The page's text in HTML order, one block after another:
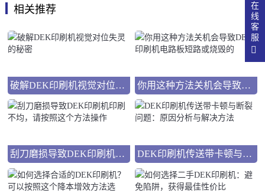
相关推荐
破解DEK印刷机视觉对位失灵的秘密 你用这种方法关机会导致DEK印刷机电路板短路或烧毁的
刮刀磨损导致DEK印刷机印刷不均，请按照这个方法操作 DEK印刷机传送带卡顿与断裂问题：原因分析与解决方法
在
线
客
服